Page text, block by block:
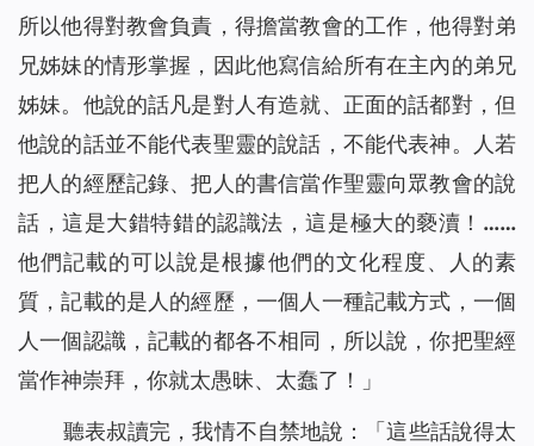
所以他得對教會負責，得擔當教會的工作，他得對弟
兄姊妹的情形掌握，因此他寫信給所有在主內的弟兄
姊妹。他說的話凡是對人有造就、正面的話都對，但
他說的話並不能代表聖靈的說話，不能代表神。人若
把人的經歷記錄、把人的書信當作聖靈向眾教會的說
話，這是大錯特錯的認識法，這是極大的褻瀆！……
他們記載的可以說是根據他們的文化程度、人的素
質，記載的是人的經歷，一個人一種記載方式，一個
人一個認識，記載的都各不相同，所以說，你把聖經
當作神崇拜，你就太愚昧、太蠢了！
」
聽表叔讀完，我情不自禁地說：「這些話說得太